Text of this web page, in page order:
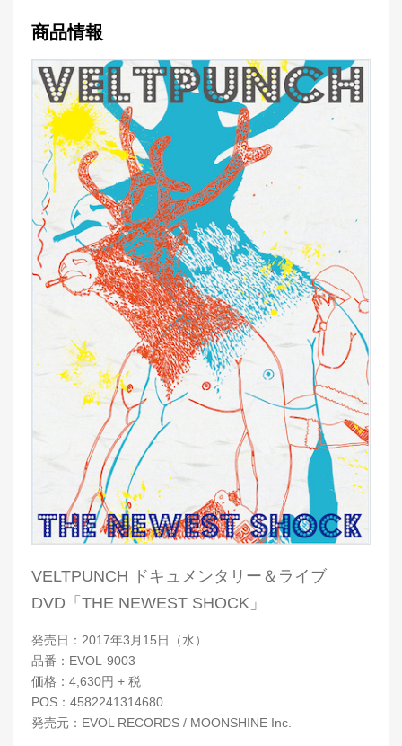
商品情報
VELTPUNCH ドキュメンタリー＆ライブ
DVD「THE NEWEST SHOCK」
発売日：2017年3月15日（水）
品番：EVOL-9003
価格：4,630円 + 税
POS：4582241314680
発売元：EVOL RECORDS / MOONSHINE Inc.